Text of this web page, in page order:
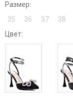
Размер:
35
36 37 38
Цвет: